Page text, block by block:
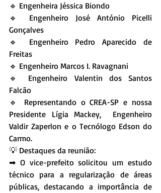
🔹 Engenheira Jéssica Biondo
🔹 Engenheiro José António Picelli
Gonçalves
🔹 Engenheiro Pedro Aparecido de
Freitas
🔹 Engenheiro Marcos I. Ravagnani
🔹 Engenheiro Valentin dos Santos
Falcão
🔹 Representando o CREA-SP e nossa
Presidente Lígia Mackey,  Engenheiro
Valdir Zaperlon e o Tecnólogo Edson do
Carmo.
💡 Destaques da reunião:
➡ O vice-prefeito solicitou um estudo
técnico para a regularização de áreas
públicas, destacando a importância de